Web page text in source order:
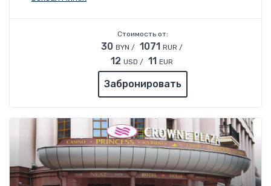
Стоимость от:
30 BYN / 1071 RUR /
12 USD / 11 EUR
Забронировать